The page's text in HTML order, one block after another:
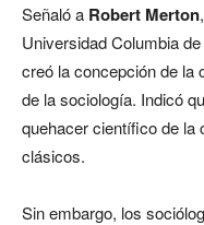
Señaló a Robert Merton
Universidad Columbia
creó la concepción de la
de la sociología. Indicó
quehacer científico de
clásicos.
Sin embargo, los